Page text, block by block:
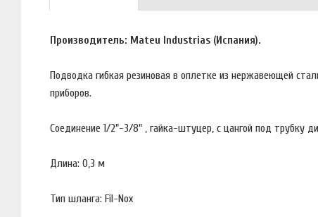
Производитель: Mateu Industrias (Испания).
Подводка гибкая резиновая в оплетке из нержавеющей
приборов.
Соединение 1/2"-3/8" , гайка-штуцер, с цангой под трубку
Длина: 0,3 м
Тип шланга: Fil-Nox